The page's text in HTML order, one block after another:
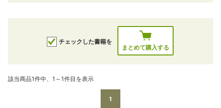
チェックした書籍を
まとめて購入する
該当商品1件中、1～1件目を表示
1